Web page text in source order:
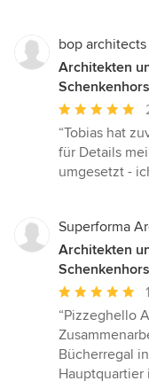
bop architects
Architekten
Bewertung:
5
von
“Tobias hat
für Details
umgesetzt -
Superforma
Architekten
Bewertung:
5
von
5
“Pizzeghello
Bücherregal